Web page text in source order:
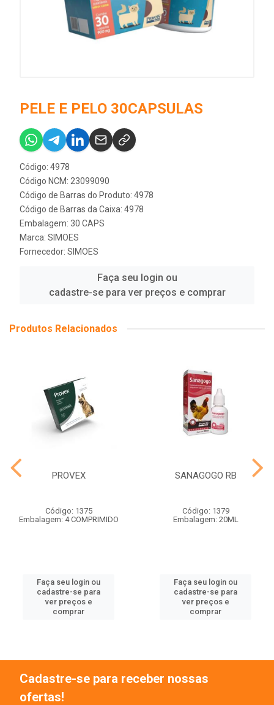
PELE E PELO 30CAPSULAS
Código: 4978
Código NCM: 23099090
Código de Barras do Produto: 4978
Código de Barras da Caixa: 4978
Embalagem: 30 CAPS
Marca: SIMOES
Fornecedor: SIMOES
Faça seu login ou
cadastre-se para ver preços e comprar
Produtos Relacionados
PROVEX
Código: 1375
Embalagem: 4 COMPRIMIDO
Faça seu login ou
cadastre-se para
ver preços e
comprar
SANAGOGO RB
Código: 1379
Embalagem: 20ML
Faça seu login ou
cadastre-se para
ver preços e
comprar
Cadastre-se para receber nossas
ofertas!